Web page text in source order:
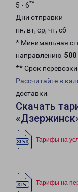
5 - 6**
Дни отправки
пн, вт, ср, чт, сб
* Минимальная
направлению: 500
** Срок перевозки
Рассчитайте в
доставки.
Скачать
Тарифы на
Тарифы на